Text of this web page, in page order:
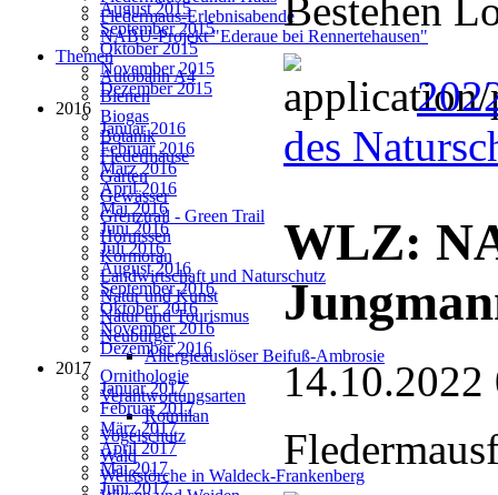
Fledermaus-Erlebnisabende
NABU-Projekt "Ederaue bei Rennertehausen"
Themen
Autobahn A4
Bienen
Biogas
Botanik
Fledermäuse
Garten
Gewässer
Grenztrail - Green Trail
Hornissen
Kormoran
Landwirtschaft und Naturschutz
Natur und Kunst
Natur und Tourismus
Neubürger
Allergieauslöser Beifuß-Ambrosie
Ornithologie
Verantwortungsarten
Rotmilan
Vogelschutz
Wald
Weißstörche in Waldeck-Frankenberg
August 2015
September 2015
Oktober 2015
November 2015
Dezember 2015
2016
Januar 2016
Februar 2016
März 2016
April 2016
Mai 2016
Juni 2016
Juli 2016
August 2016
September 2016
Oktober 2016
November 2016
Dezember 2016
2017
Januar 2017
Februar 2017
März 2017
April 2017
Mai 2017
Juni 2017
Bestehen
des
WLZ:
14.10.2022